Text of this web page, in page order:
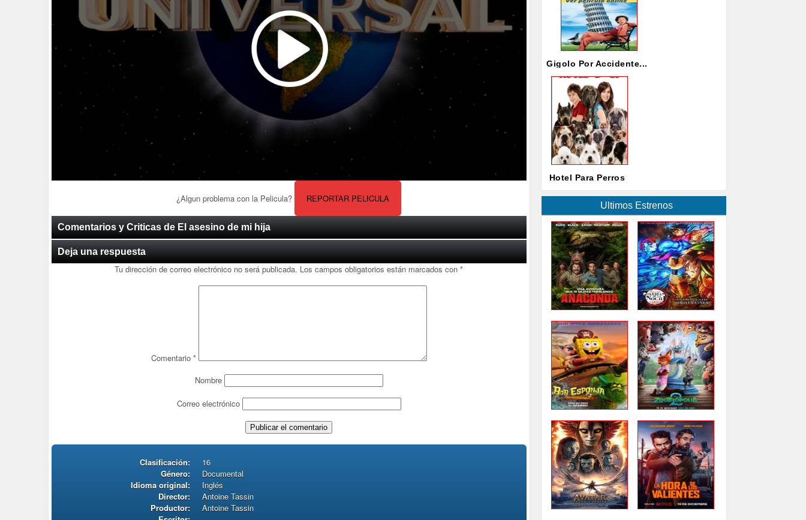
¿Algun problema con la Pelicula? REPORTAR PELICULA
Comentarios y Criticas de El asesino de mi hija
Deja una respuesta
Tu dirección de correo electrónico no será publicada. Los campos obligatorios están marcados con*
Comentario *
Nombre
Correo electrónico
Clasificación:
16
Género:
Documental
Idioma original:
Inglés
Director:
Antoine Tassin
Productor:
Antoine Tassin
Gigolo Por Accidente...
Hotel Para Perros
Ultimos Estrenos